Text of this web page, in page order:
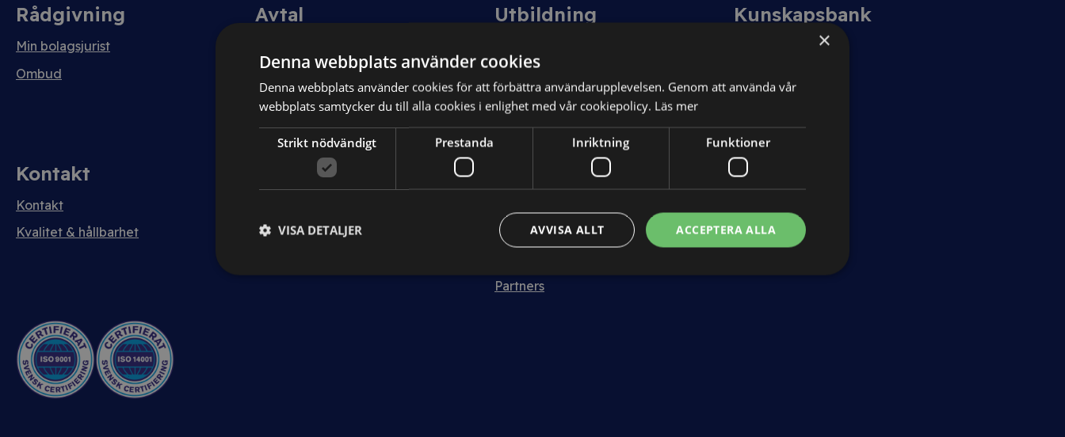
Rådgivning
Min bolagsjurist
Ombud
Avtal
Testa kostnadsfritt
Utbildning
Kurspaket
Abonnemang
Webbinarium
Kunskapsbank
Ordlista
Kontakt
Kontakt
Kvalitet & hållbarhet
Logga in
Mitt juridiska rum
Allt om Juridik
Kundcase
Partners
×
Denna webbplats använder cookies
Denna webbplats använder cookies för att förbättra användarupplevelsen. Genom att använda vår
webbplats samtycker du till alla cookies i enlighet med vår cookiepolicy. Läs mer
Strikt nödvändigt Prestanda Inriktning Funktioner
ACCEPTERA ALLA
AVVISA ALLT
VISA DETALJER